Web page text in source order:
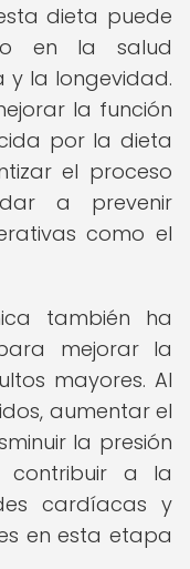
dieta puede
en la salud
y la longevidad.
la función
por la dieta
el proceso
a prevenir
como el
también ha
mejorar la
mayores. Al
aumentar el
la presión
contribuir a la
cardíacas y
en esta etapa